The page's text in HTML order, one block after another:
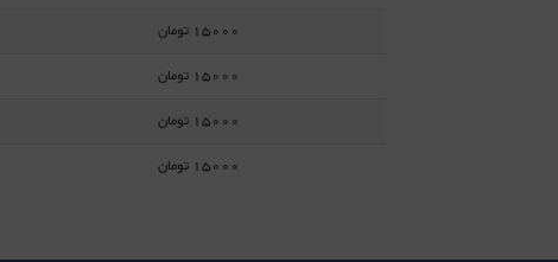
15000 تومان
15000 تومان
15000 تومان
15000 تومان